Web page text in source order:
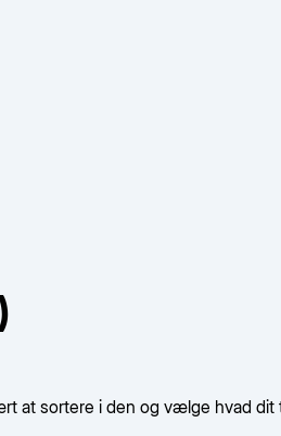
at sortere i den og vælge hvad dit